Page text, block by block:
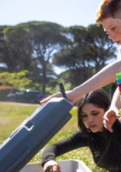
Panneau de gestion des